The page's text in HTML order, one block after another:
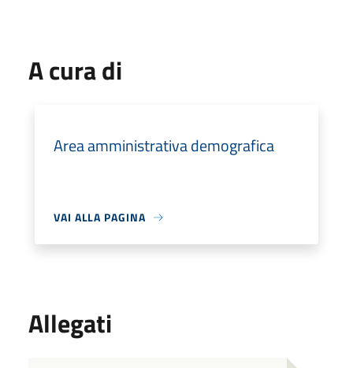
A cura di
Area amministrativa demografica
VAI ALLA PAGINA
Allegati